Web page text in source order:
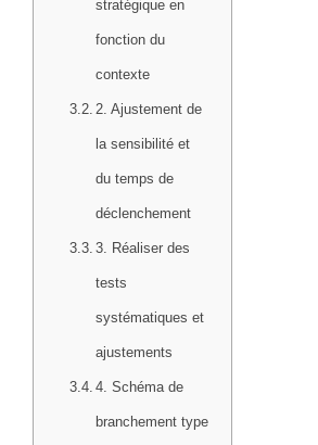
stratégique en
fonction du
contexte
2. Ajustement de
la sensibilité et
du temps de
déclenchement
3. Réaliser des
tests
systématiques et
ajustements
4. Schéma de
branchement type